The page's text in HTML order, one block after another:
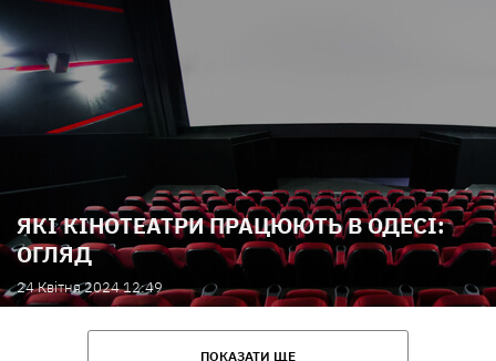
ЯКІ КІНОТЕАТРИ ПРАЦЮЮТЬ В ОДЕСІ:
ОГЛЯД
24 Квiтня 2024 12:49
ПОКАЗАТИ ЩЕ